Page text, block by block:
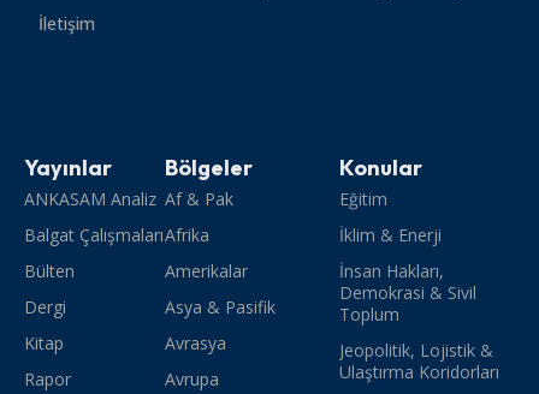
İletişim
Yayınlar
ANKASAM Analiz
Balgat Çalışmaları
Bülten
Dergi
Kitap
Rapor
Bölgeler
Af & Pak
Afrika
Amerikalar
Asya & Pasifik
Avrasya
Avrupa
Konular
Eğitim
İklim & Enerji
İnsan Hakları,
Demokrasi & Sivil
Toplum
Jeopolitik, Lojistik &
Ulaştırma Koridorları